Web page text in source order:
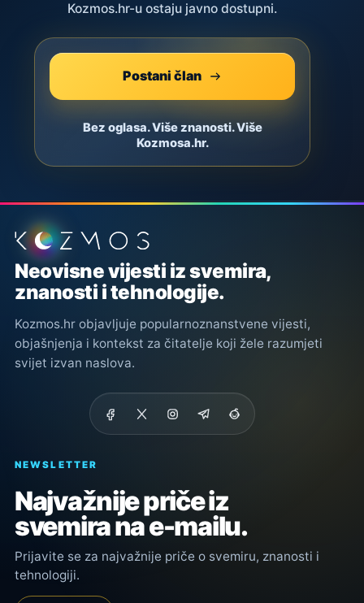
Kozmos.hr-u ostaju javno dostupni.
Postani član
Bez oglasa. Više znanosti. Više
Kozmosa.hr.
Podnožje stranice
Neovisne vijesti iz svemira,
znanosti i tehnologije.
Kozmos.hr objavljuje popularnoznanstvene vijesti,
objašnjenja i kontekst za čitatelje koji žele razumjeti
svijet izvan naslova.
NEWSLETTER
Najvažnije priče iz
svemira na e-mailu.
Prijavite se za najvažnije priče o svemiru, znanosti i
tehnologiji.